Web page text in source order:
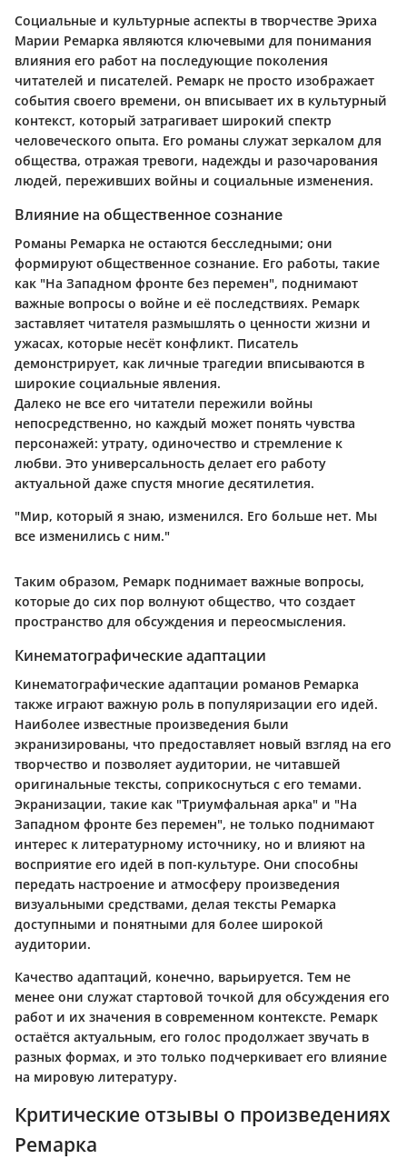
Социальные и культурные аспекты в творчестве Эриха
Марии Ремарка являются ключевыми для понимания
влияния его работ на последующие поколения
читателей и писателей. Ремарк не просто изображает
события своего времени, он вписывает их в культурный
контекст, который затрагивает широкий спектр
человеческого опыта. Его романы служат зеркалом для
общества, отражая тревоги, надежды и разочарования
людей, переживших войны и социальные изменения.
Влияние на общественное сознание
Романы Ремарка не остаются бесследными; они
формируют общественное сознание. Его работы, такие
как "На Западном фронте без перемен", поднимают
важные вопросы о войне и её последствиях. Ремарк
заставляет читателя размышлять о ценности жизни и
ужасах, которые несёт конфликт. Писатель
демонстрирует, как личные трагедии вписываются в
широкие социальные явления.
Далеко не все его читатели пережили войны
непосредственно, но каждый может понять чувства
персонажей: утрату, одиночество и стремление к
любви. Это универсальность делает его работу
актуальной даже спустя многие десятилетия.
"Мир, который я знаю, изменился. Его больше нет. Мы
все изменились с ним."
Таким образом, Ремарк поднимает важные вопросы,
которые до сих пор волнуют общество, что создает
пространство для обсуждения и переосмысления.
Кинематографические адаптации
Кинематографические адаптации романов Ремарка
также играют важную роль в популяризации его идей.
Наиболее известные произведения были
экранизированы, что предоставляет новый взгляд на его
творчество и позволяет аудитории, не читавшей
оригинальные тексты, соприкоснуться с его темами.
Экранизации, такие как "Триумфальная арка" и "На
Западном фронте без перемен", не только поднимают
интерес к литературному источнику, но и влияют на
восприятие его идей в поп-культуре. Они способны
передать настроение и атмосферу произведения
визуальными средствами, делая тексты Ремарка
доступными и понятными для более широкой
аудитории.
Качество адаптаций, конечно, варьируется. Тем не
менее они служат стартовой точкой для обсуждения его
работ и их значения в современном контексте. Ремарк
остаётся актуальным, его голос продолжает звучать в
разных формах, и это только подчеркивает его влияние
на мировую литературу.
Критические отзывы о произведениях
Ремарка